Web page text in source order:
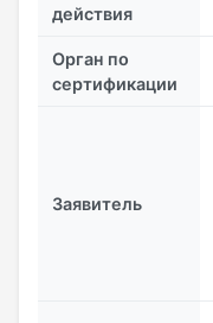
действия
Орган по
сертификации
Заявитель